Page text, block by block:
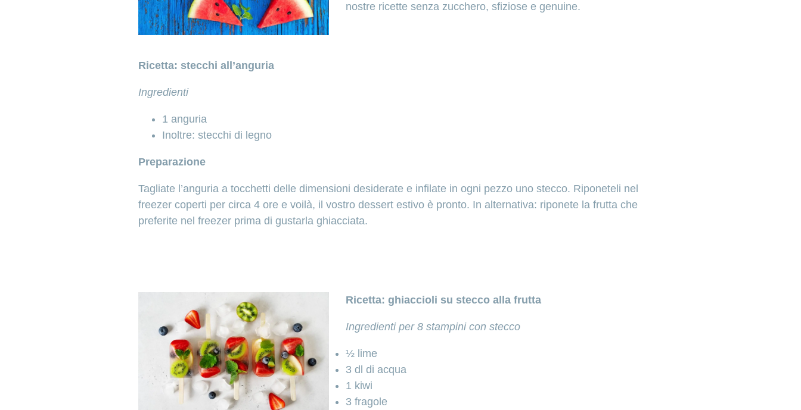
nostre ricette senza zucchero, sfiziose e genuine.
Ricetta: stecchi all’anguria
Ingredienti
1 anguria
Inoltre: stecchi di legno
Preparazione
Tagliate l’anguria a tocchetti delle dimensioni desiderate e infilate in ogni pezzo uno stecco. Riponeteli nel
freezer coperti per circa 4 ore e voilà, il vostro dessert estivo è pronto. In alternativa: riponete la frutta che
preferite nel freezer prima di gustarla ghiacciata.
Ricetta: ghiaccioli su stecco alla frutta
Ingredienti per 8 stampini con stecco
½ lime
3 dl di acqua
1 kiwi
3 fragole